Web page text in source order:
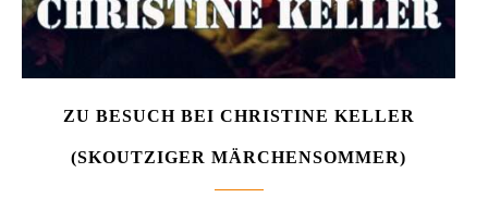
ZU BESUCH BEI CHRISTINE KELLER
(SKOUTZIGER MÄRCHENSOMMER)